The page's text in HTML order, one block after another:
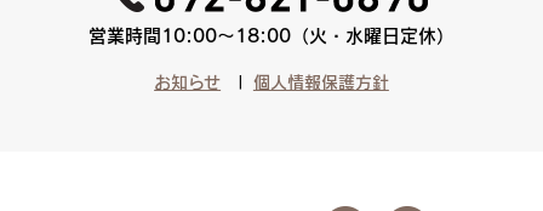
営業時間10:00〜18:00（火・水曜日定休）
お知らせ 個人情報保護方針